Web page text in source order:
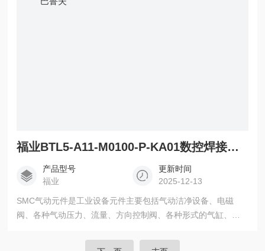
福业BTL5-A11-M0100-P-KA01数控焊接设备巴鲁夫
产品型号
福业
更新时间
2025-12-13
SMC气动元件是工业设备元件主要包括气动洁净设备、电磁
阀、各种气动压力、流量、方向控制阀、各种形式的气缸、摆
工业自动化元 BTL5-A11-M0100-P-KA01数控焊接设备巴鲁夫